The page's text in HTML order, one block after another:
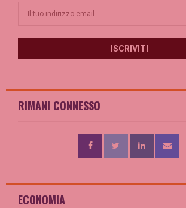
RIMANI CONNESSO
ECONOMIA